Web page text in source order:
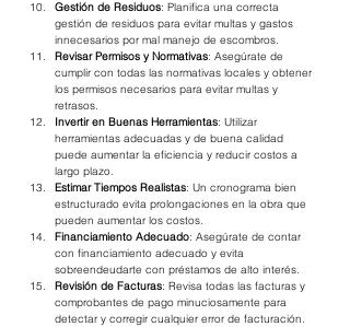
Gestión de Residuos: Planifica una correcta
gestión de residuos para evitar multas y gastos
innecesarios por mal manejo de escombros.
Revisar Permisos y Normativas: Asegúrate de
cumplir con todas las normativas locales y obtener
los permisos necesarios para evitar multas y
retrasos.
Invertir en Buenas Herramientas: Utilizar
herramientas adecuadas y de buena calidad
puede aumentar la eficiencia y reducir costos a
largo plazo.
Estimar Tiempos Realistas: Un cronograma bien
estructurado evita prolongaciones en la obra que
pueden aumentar los costos.
Financiamiento Adecuado: Asegúrate de contar
con financiamiento adecuado y evita
sobreendeudarte con préstamos de alto interés.
Revisión de Facturas: Revisa todas las facturas y
comprobantes de pago minuciosamente para
detectar y corregir cualquier error de facturación.